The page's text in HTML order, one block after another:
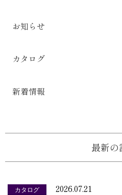
お知らせ
カタログ
新着情報
最新の
カタログ
2026.07.21